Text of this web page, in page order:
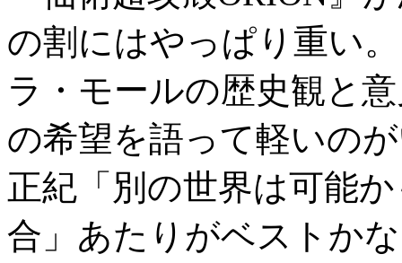
の割にはやっぱり重い
ラ・モールの歴史観と
の希望を語って軽いの
正紀「別の世界は可能
合」あたりがベストか